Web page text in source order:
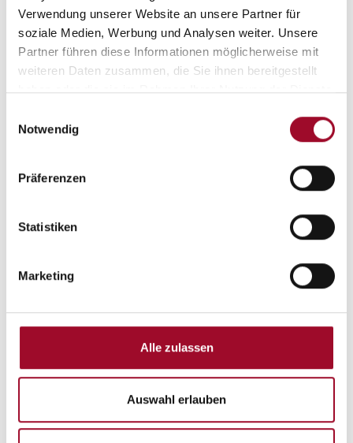
Verwendung unserer Website an unsere Partner für
soziale Medien, Werbung und Analysen weiter. Unsere
Partner führen diese Informationen möglicherweise mit
weiteren Daten zusammen, die Sie ihnen bereitgestellt
haben oder die sie im Rahmen Ihrer Nutzung der Dienste
Notwendig
Präferenzen
Statistiken
Marketing
Alle zulassen
Auswahl erlauben
Ihre Finanzberater
Guiseppe Saputo
Fahrzeugverkauf